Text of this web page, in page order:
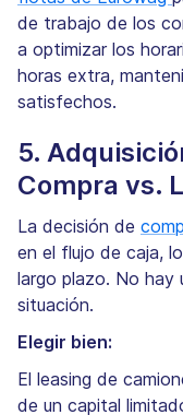
de trabajo de los
a optimizar los
horas extra,
satisfechos.
5.
Compra vs.
La decisión de
en el flujo de caja,
largo plazo. No hay
situación.
Elegir bien:
El leasing de
de un capital